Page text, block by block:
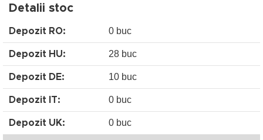
Detalii stoc
Depozit RO: 0 buc
Depozit HU: 28 buc
Depozit DE: 10 buc
Depozit IT: 0 buc
Depozit UK: 0 buc